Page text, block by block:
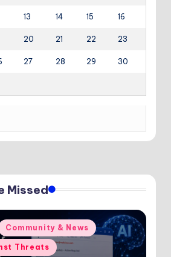
13 14 15 16
20 21 22 23
27 28 29 30
Missed
Community & News
Threats